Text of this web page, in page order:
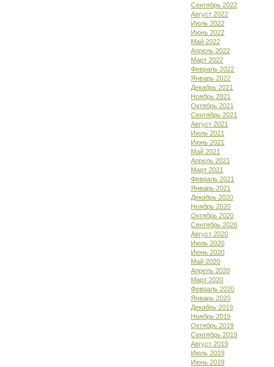
Сентябрь 2022
Август 2022
Июль 2022
Июнь 2022
Май 2022
Апрель 2022
Март 2022
Февраль 2022
Январь 2022
Декабрь 2021
Ноябрь 2021
Октябрь 2021
Сентябрь 2021
Август 2021
Июль 2021
Июнь 2021
Май 2021
Апрель 2021
Март 2021
Февраль 2021
Январь 2021
Декабрь 2020
Ноябрь 2020
Октябрь 2020
Сентябрь 2020
Август 2020
Июль 2020
Июнь 2020
Май 2020
Апрель 2020
Март 2020
Февраль 2020
Январь 2020
Декабрь 2019
Ноябрь 2019
Октябрь 2019
Сентябрь 2019
Август 2019
Июль 2019
Июнь 2019